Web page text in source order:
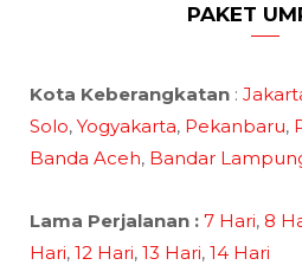
PAKET
Kota Keberangkatan :
Solo, Yogyakarta, Pekanbaru,
Banda Aceh, Bandar
Lama Perjalanan : 7 Hari, 8
Hari, 12 Hari, 13 Hari, 14 Hari